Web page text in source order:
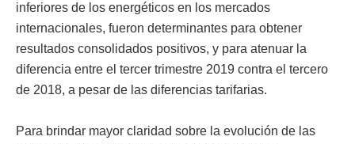
inferiores de los energéticos en los mercados
internacionales, fueron determinantes para obtener
resultados consolidados positivos, y para atenuar la
diferencia entre el tercer trimestre 2019 contra el tercero
de 2018, a pesar de las diferencias tarifarias.
Para brindar mayor claridad sobre la evolución de las